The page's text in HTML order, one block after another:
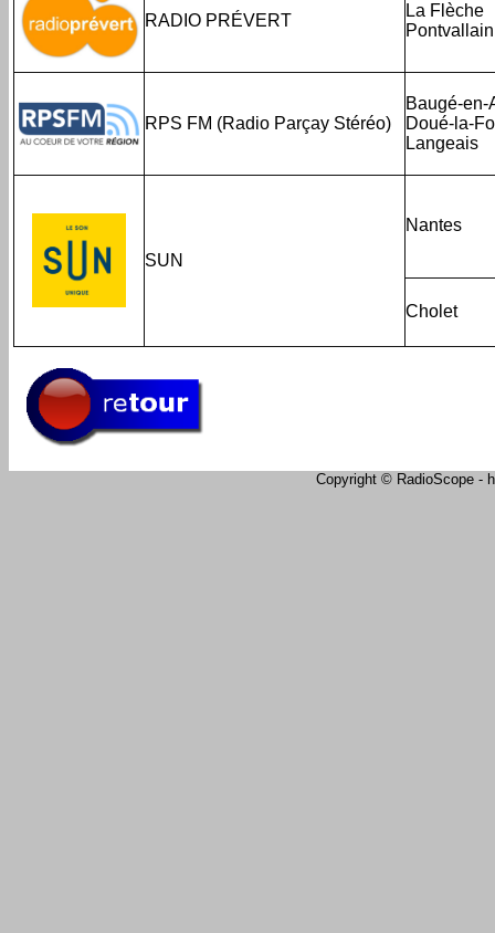
RADIO PRÉVERT
La Flèche
Pontvallain
RPS FM (Radio Parçay Stéréo)
Baugé-en-
Doué-la-
Langeais
SUN
Nantes
Cholet
Copyright © RadioScope -